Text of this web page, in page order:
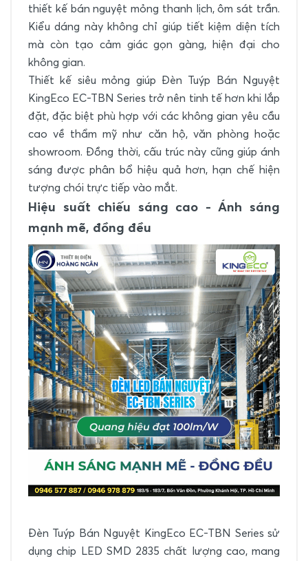
thiết kế bán nguyệt mỏng thanh lịch, ôm sát trần.
Kiểu dáng này không chỉ giúp tiết kiệm diện tích
mà còn tạo cảm giác gọn gàng, hiện đại cho
không gian.
Thiết kế siêu mỏng giúp Đèn Tuýp Bán Nguyệt
KingEco EC-TBN Series trở nên tinh tế hơn khi lắp
đặt, đặc biệt phù hợp với các không gian yêu cầu
cao về thẩm mỹ như căn hộ, văn phòng hoặc
showroom. Đồng thời, cấu trúc này cũng giúp ánh
sáng được phân bổ hiệu quả hơn, hạn chế hiện
tượng chói trực tiếp vào mắt.
Hiệu suất chiếu sáng cao - Ánh sáng
mạnh mẽ, đồng đều
Đèn Tuýp Bán Nguyệt KingEco EC-TBN Series sử
dụng chip LED SMD 2835 chất lượng cao, mang